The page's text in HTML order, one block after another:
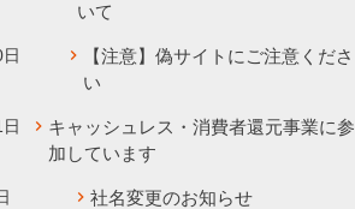
いて
【注意】偽サイトにご注意くださ
い
キャッシュレス・消費者還元事業に参
加しています
社名変更のお知らせ